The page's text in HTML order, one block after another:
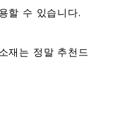
할 수 있습니다.
재는 정말 추천드